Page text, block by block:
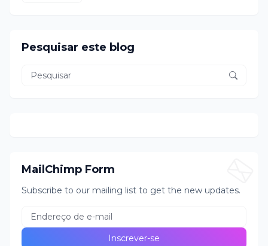
Pesquisar este blog
MailChimp Form
Subscribe to our mailing list to get the new updates.